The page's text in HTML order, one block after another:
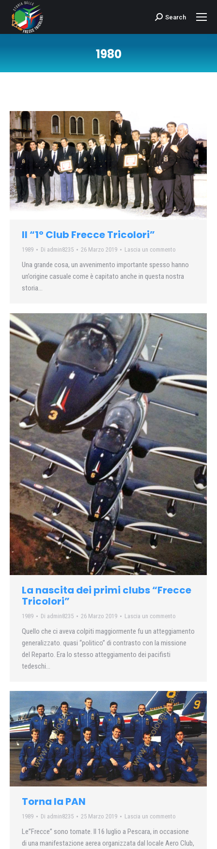
Cerca:Search
1980
Il “1º Club Frecce Tricolori”
1989 Di admin8235 26 Marzo 2019 Lascia un commento
Una grande cosa, un avvenimento importante spesso hanno
un’origine casuale come è capitato anche in questa nostra
storia…
La nascita dei primi clubs “Frecce
Tricolori”
1989 Di admin8235 26 Marzo 2019 Lascia un commento
Quello che ci aveva colpiti maggiormente fu un atteggiamento
generalizzato. quasi “politico” di contrasto con la missione
del Reparto. Era lo stesso atteggiamento dei pacifisti
tedeschi…
Torna la PAN
1989 Di admin8235 25 Marzo 2019 Lascia un commento
Le”Frecce” sono tornate. Il 16 Iuglio a Pescara, in occasione
di una manifestazione aerea organizzata dal locale Aero Club,